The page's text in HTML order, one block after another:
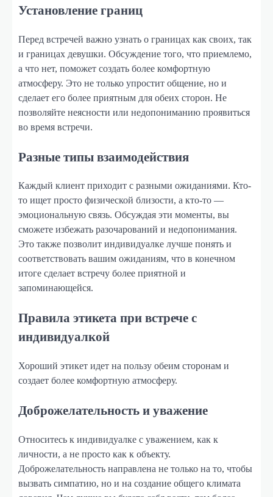
Установление границ
Перед встречей важно узнать о границах как своих, так
и границах девушки. Обсуждение того, что приемлемо,
а что нет, поможет создать более комфортную
атмосферу. Это не только упростит общение, но и
сделает его более приятным для обеих сторон. Не
позволяйте неясности или недопониманию проявиться
во время встречи.
Разные типы взаимодействия
Каждый клиент приходит с разными ожиданиями. Кто-
то ищет просто физической близости, а кто-то —
эмоциональную связь. Обсуждая эти моменты, вы
сможете избежать разочарований и недопонимания.
Это также позволит индивидуалке лучше понять и
соответствовать вашим ожиданиям, что в конечном
итоге сделает встречу более приятной и
запоминающейся.
Правила этикета при встрече с
индивидуалкой
Хороший этикет идет на пользу обеим сторонам и
создает более комфортную атмосферу.
Доброжелательность и уважение
Относитесь к индивидуалке с уважением, как к
личности, а не просто как к объекту.
Доброжелательность направлена не только на то, чтобы
вызвать симпатию, но и на создание общего климата